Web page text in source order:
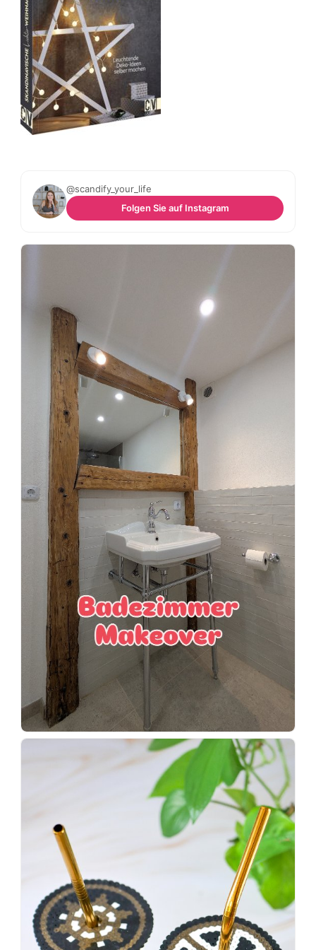
@scandify_your_life
Folgen Sie auf Instagram
Wenn
schöner
KNALLTS!
#badezimmer
#makeover
#badezimmerdesign